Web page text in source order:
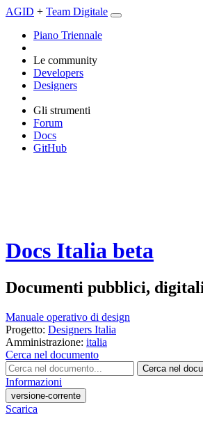
AGID + Team Digitale
Piano Triennale
Le community
Developers
Designers
Gli strumenti
Forum
Docs
GitHub
Docs Italia beta
Documenti pubblici,
Manuale operativo di design
Progetto: Designers Italia
Amministrazione: italia
Cerca nel documento
Cerca nel
Informazioni
versione-corrente
Scarica